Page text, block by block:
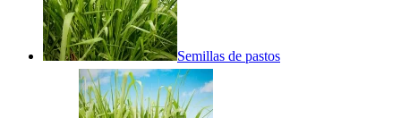
Semillas de pastos